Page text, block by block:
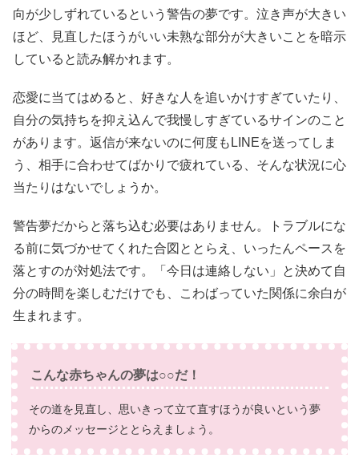
向が少しずれているという警告の夢です。泣き声が大きい
ほど、見直したほうがいい未熟な部分が大きいことを暗示
していると読み解かれます。
恋愛に当てはめると、好きな人を追いかけすぎていたり、
自分の気持ちを抑え込んで我慢しすぎているサインのこと
があります。返信が来ないのに何度もLINEを送ってしま
う、相手に合わせてばかりで疲れている、そんな状況に心
当たりはないでしょうか。
警告夢だからと落ち込む必要はありません。トラブルにな
る前に気づかせてくれた合図ととらえ、いったんペースを
落とすのが対処法です。「今日は連絡しない」と決めて自
分の時間を楽しむだけでも、こわばっていた関係に余白が
生まれます。
こんな赤ちゃんの夢は○○だ！
その道を見直し、思いきって立て直すほうが良いという夢
からのメッセージととらえましょう。